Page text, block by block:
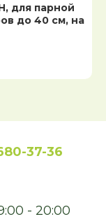
для парной
до 40 см, на
37-36
- 20:00